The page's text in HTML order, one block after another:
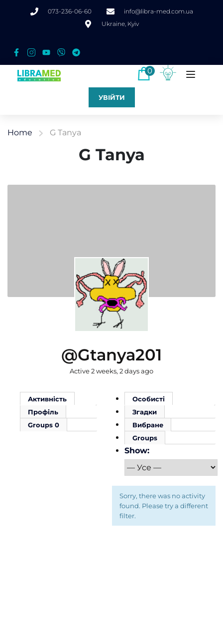
073-236-06-60
info@libra-med.com.ua
Ukraine, Kyiv
0
УВІЙТИ
Home G Tanya
G Tanya
@gtanya201
Active 2 weeks, 2 days ago
Активність
Профіль
Groups 0
Особисті
Згадки
Вибране
Groups
Show:
Sorry, there was no activity
found. Please try a different
filter.